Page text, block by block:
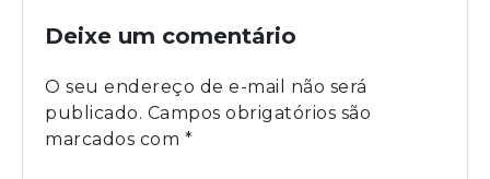
Deixe um comentário
O seu endereço de e-mail não será
publicado. Campos obrigatórios são
marcados com *